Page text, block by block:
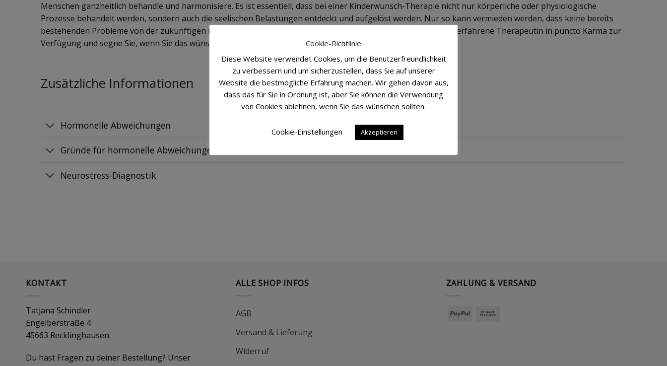
Menschen ganzheitlich behandle und harmonisiere. Es ist essentiell, dass bei einer Kinderwunsch-Therapie nicht nur körperliche oder physiologische
Prozesse behandelt werden, sondern auch die seelischen Belastungen entdeckt und aufgelöst werden. Nur so kann vermieden werden, dass keine bereits
bestehenden Probleme von der zukünftigen Mutter auf ihr Kind übertragen werden. Ich stehe Ihnen zudem als erfahrene Therapeutin in puncto Karma zur
Verfügung und segne Sie, wenn Sie das wünschen sollten, zu einer der glücklichsten Mütter der Welt.
Zusätzliche Informationen
Hormonelle Abweichungen
Gründe für hormonelle Abweichungen
Neurostress-Diagnostik
KONTAKT
Tatjana Schindler
Engelberstraße 4
45663 Recklinghausen
Du hast Fragen zu deiner Bestellung? Unser
ALLE SHOP INFOS
AGB
Versand & Lieferung
Widerruf
ZAHLUNG & VERSAND
Cookie-Richtlinie
Diese Website verwendet Cookies, um die Benutzerfreundlichkeit
zu verbessern und um sicherzustellen, dass Sie auf unserer
Website die bestmögliche Erfahrung machen. Wir gehen davon aus,
dass das für Sie in Ordnung ist, aber Sie können die Verwendung
von Cookies ablehnen, wenn Sie das wünschen sollten.
Cookie-Einstellungen Akzeptieren